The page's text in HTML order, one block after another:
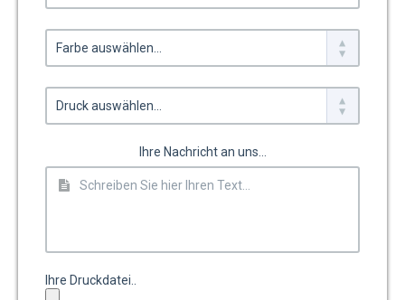
Ihre Nachricht an uns...
Ihre Druckdatei..